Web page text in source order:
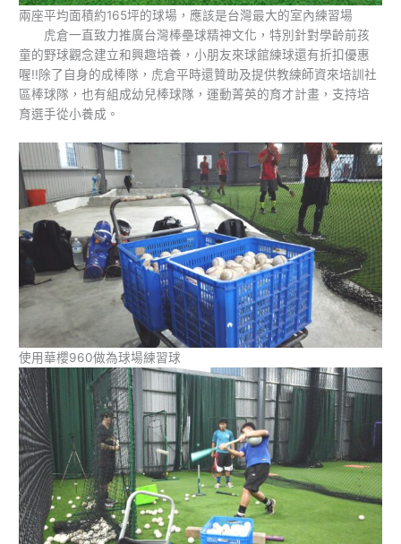
兩座平均面積約165坪的球場，應該是台灣最大的室內練習場
虎倉一直致力推廣台灣棒壘球精神文化，特別針對學齡前孩
童的野球觀念建立和興趣培養，小朋友來球館練球還有折扣優惠
喔!!除了自身的成棒隊，虎倉平時還贊助及提供教練師資來培訓社
區棒球隊，也有組成幼兒棒球隊，運動菁英的育才計畫，支持培
育選手從小養成。
使用華櫻960做為球場練習球